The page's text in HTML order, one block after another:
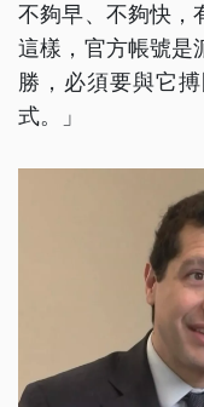
不夠早、不夠快，
這樣，官方帳號是
勝，必須要與它
式。」